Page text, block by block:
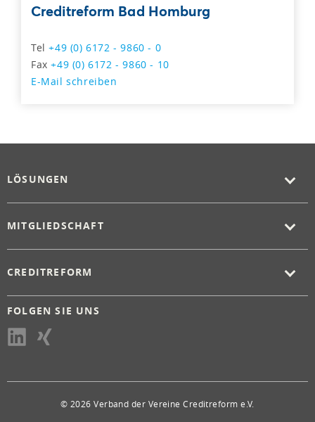
Creditreform Bad Homburg
Tel+49 (0) 6172 - 9860 - 0
Fax+49 (0) 6172 - 9860 - 10
E-Mail schreiben
LÖSUNGEN
MITGLIEDSCHAFT
CREDITREFORM
FOLGEN SIE UNS
© 2026 Verband der Vereine Creditreform e.V.